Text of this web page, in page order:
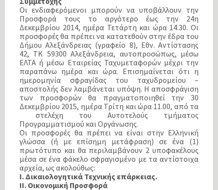
Οι ενδιαφερόμενοι μπορούν να υποβάλλουν την
Προσφορά τους το αργότερο έως την 24η
Δεκεμβρίου 2014, ημέρα Τετάρτη και ώρα 14.30. Οι
προσφορές θα πρέπει να κατατεθούν στην έδρα του
Δήμου Αλεξάνδρειας (γραφείο 8), Εθν. Αντίστασης
42, TK 59300 Αλεξάνδρεια, αυτοπροσώπως, μέσω
ΕΛΤΑ ή μέσω Εταιρείας Ταχυμεταφορών μέχρι την
παραπάνω ημέρα και ώρα. Επισημαίνεται ότι η
ημερομηνία σφραγίδας του ταχυδρομείου –
αποστολής δεν λαμβάνεται υπόψη. Η αποσφράγιση
των προσφορών θα πραγματοποιηθεί την 30
Δεκεμβρίου 2015, ημέρα Τρίτη και ώρα 11.00, από τα
στελέχη του Αυτοτελούς τμήματος
Προγραμματισμού και Οργάνωσης.
Οι προσφορές θα πρέπει να είναι στην Ελληνική
γλώσσα (ή με επίσημη μετάφραση) σε ένα (1)
πρωτότυπο και θα περιλαμβάνουν 2 υποφακέλους
μέσα σε ένα φάκελο σφραγισμένο με τα αντίστοιχα
αρχεία, ως ακολούθως:
I. Δικαιολογητικά Τεχνικής επάρκειας.
II. Οικονομική Προσφορά